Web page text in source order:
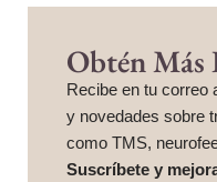
Obtén
Recibe en tu correo
y novedades sobre
como TMS,
Suscríbete y